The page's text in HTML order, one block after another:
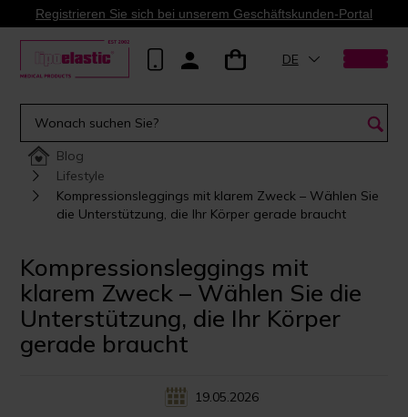
Registrieren Sie sich bei unserem Geschäftskunden-Portal
DE
Blog
Lifestyle
Kompressionsleggings mit klarem Zweck – Wählen Sie
die Unterstützung, die Ihr Körper gerade braucht
Kompressionsleggings mit
klarem Zweck – Wählen Sie die
Unterstützung, die Ihr Körper
gerade braucht
19.05.2026